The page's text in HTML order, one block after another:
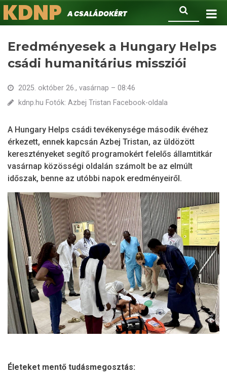
Ugrás
a
Keresés
KDNPA családokért.
Eredményesek a Hungary Helps
csádi humanitárius missziói
2025. október 26., vasárnap – 08:46
kdnp.hu Fotók: Azbej Tristan Facebook-oldala
A Hungary Helps csádi tevékenysége második évéhez
érkezett, ennek kapcsán Azbej Tristan, az üldözött
keresztényeket segítő programokért felelős államtitkár
vasárnap közösségi oldalán számolt be az elmúlt
időszak, benne az utóbbi napok eredményeiről.
Életeket mentő tudásmegosztás: